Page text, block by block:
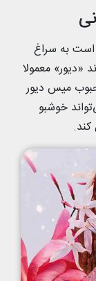
است به سراغ
«دیور» معمولا
میس دیور
خوشبو